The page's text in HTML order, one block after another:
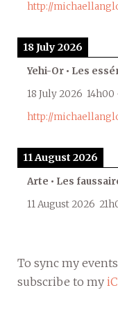
http://
18 July 2026
Yehi-Or • Les
18 July 2026 14h00
http://
11 August 2026
Arte • Les
11 August 2026
To sync my
subscribe to my